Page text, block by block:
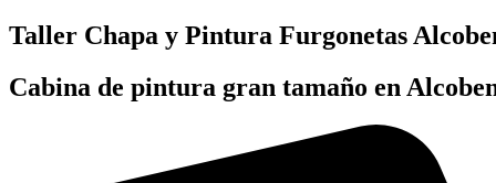
Taller Chapa y Pintura Furgonetas
Cabina de pintura gran tamaño en